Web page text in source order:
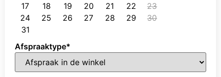
17
18 19 20 21 22
23
24
25 26 27 28 29
30
31
Afspraaktype*